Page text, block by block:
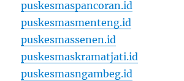
puskesmaspancoran.id
puskesmasmenteng.id
puskesmassenen.id
puskesmaskramatjati.id
puskesmasngambeg.id